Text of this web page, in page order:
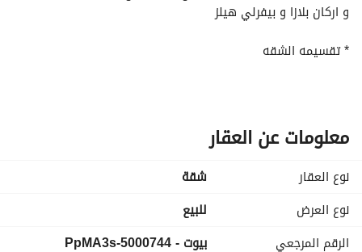
و اركان بلازا و بيفرلي هيلز
* تقسيمه الشقه
-ريسبشن
-تيراس
الصور الموضحه نموذج لشقه مفروشه
* مميزات الكمبوند
- مساحات خضرات
- كلوب هاوس
معلومات عن العقار
نوع العقار
شقة
نوع العرض
للبيع
الرقم المرجعي
بيوت - 5000744-PpMA3s